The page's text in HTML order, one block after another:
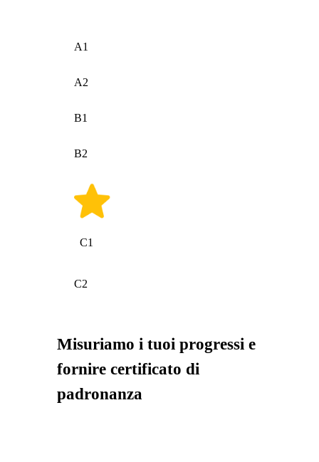
A1
A2
B1
B2
C1
C2
Misuriamo i tuoi progressi e
fornire certificato di
padronanza